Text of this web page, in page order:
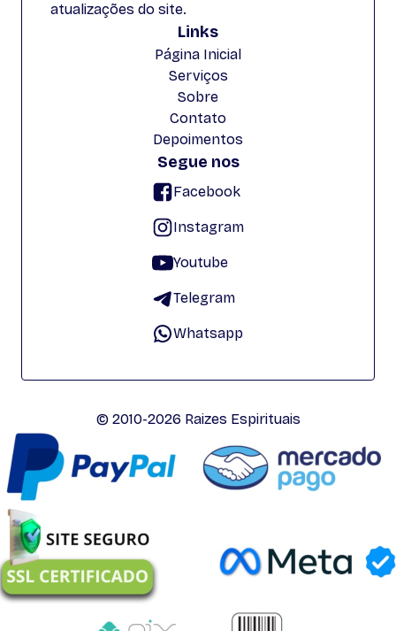
atualizações do site.
Links
Página Inicial
Serviços
Sobre
Contato
Depoimentos
Segue nos
Facebook
Instagram
Youtube
Telegram
Whatsapp
© 2010-2026 Raizes Espirituais